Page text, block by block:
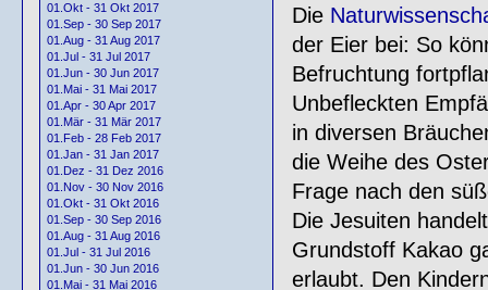
01.Okt - 31 Okt 2017
01.Sep - 30 Sep 2017
01.Aug - 31 Aug 2017
01.Jul - 31 Jul 2017
01.Jun - 30 Jun 2017
01.Mai - 31 Mai 2017
01.Apr - 30 Apr 2017
01.Mär - 31 Mär 2017
01.Feb - 28 Feb 2017
01.Jan - 31 Jan 2017
01.Dez - 31 Dez 2016
01.Nov - 30 Nov 2016
01.Okt - 31 Okt 2016
01.Sep - 30 Sep 2016
01.Aug - 31 Aug 2016
01.Jul - 31 Jul 2016
01.Jun - 30 Jun 2016
01.Mai - 31 Mai 2016
Die
der Eier bei: So
Befruchtung
Unbefleckten
in diversen
die Weihe des
Frage nach den
Die Jesuiten
Grundstoff Kakao
erlaubt. Den